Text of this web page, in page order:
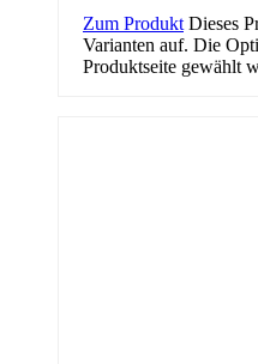
Zum Produkt Dieses
Varianten auf. Die
Produktseite gewählt